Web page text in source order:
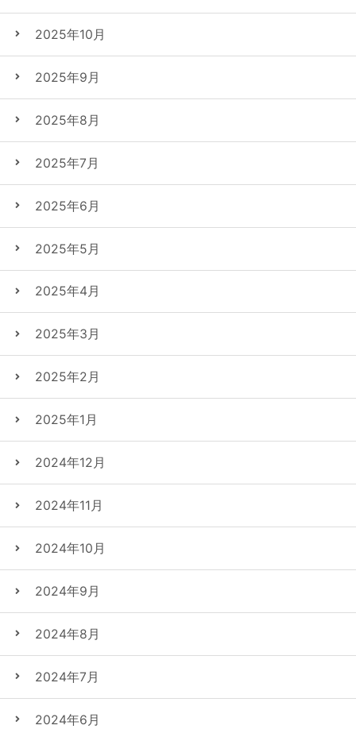
2025年10月
2025年9月
2025年8月
2025年7月
2025年6月
2025年5月
2025年4月
2025年3月
2025年2月
2025年1月
2024年12月
2024年11月
2024年10月
2024年9月
2024年8月
2024年7月
2024年6月